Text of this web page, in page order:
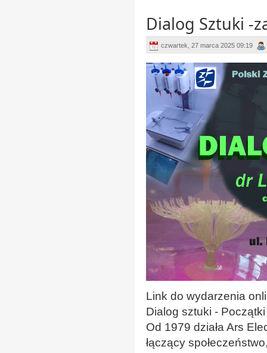
Dialog Sztuki -
czwartek, 27 marca 2025 09:19
Link do wydarzenia
Dialog sztuki -
Od 1979 działa Ars
łączący